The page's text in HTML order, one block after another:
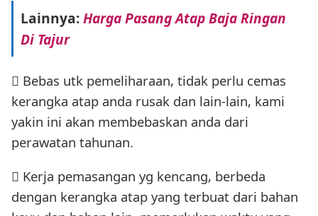
Lainnya:Harga Pasang Atap Baja Ringan
Di Tajur
 Bebas utk pemeliharaan, tidak perlu cemas
kerangka atap anda rusak dan lain-lain, kami
yakin ini akan membebaskan anda dari
perawatan tahunan.
 Kerja pemasangan yg kencang, berbeda
dengan kerangka atap yang terbuat dari bahan